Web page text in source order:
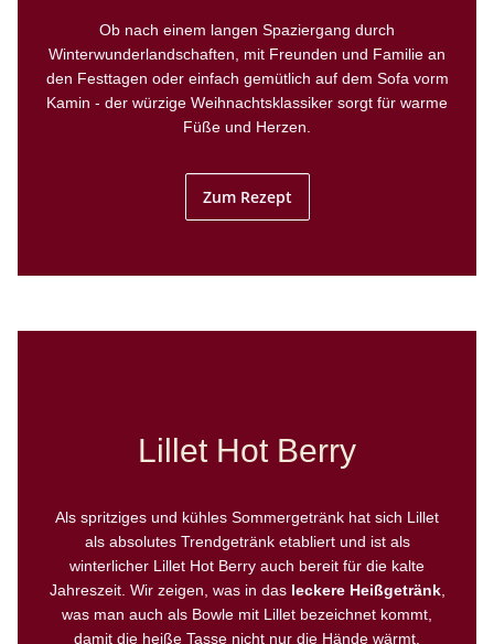
Ob nach einem langen Spaziergang durch
Winterwunderlandschaften, mit Freunden und Familie an
den Festtagen oder einfach gemütlich auf dem Sofa vorm
Kamin - der würzige Weihnachtsklassiker sorgt für warme
Füße und Herzen.
Zum Rezept
Lillet Hot Berry
Als spritziges und kühles Sommergetränk hat sich Lillet
als absolutes Trendgetränk etabliert und ist als
winterlicher Lillet Hot Berry auch bereit für die kalte
Jahreszeit. Wir zeigen, was in das leckere Heißgetränk,
was man auch als Bowle mit Lillet bezeichnet kommt,
damit die heiße Tasse nicht nur die Hände wärmt.